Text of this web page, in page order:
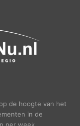
de hoogte van het
in de